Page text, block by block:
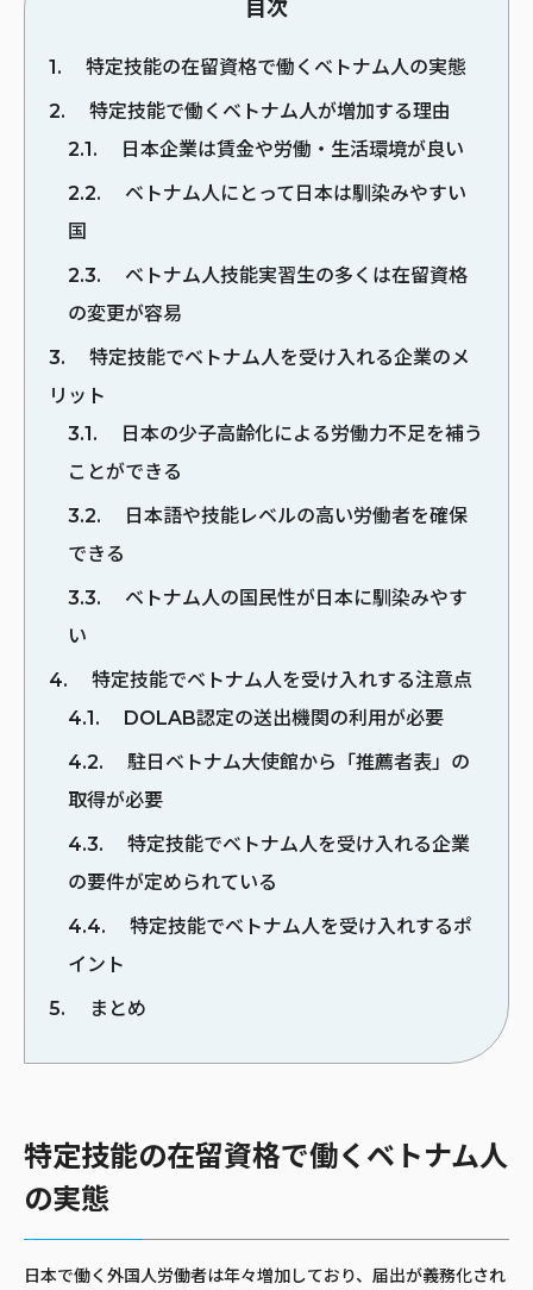
目次
1
特定技能の在留資格で働くベトナム人の実態
2
特定技能で働くベトナム人が増加する理由
2.1
日本企業は賃金や労働・生活環境が良い
2.2
ベトナム人にとって日本は馴染みやすい
国
2.3
ベトナム人技能実習生の多くは在留資格
の変更が容易
3
特定技能でベトナム人を受け入れる企業のメ
リット
3.1
日本の少子高齢化による労働力不足を補う
ことができる
3.2
日本語や技能レベルの高い労働者を確保
できる
3.3
ベトナム人の国民性が日本に馴染みやす
い
4
特定技能でベトナム人を受け入れする注意点
4.1
DOLAB認定の送出機関の利用が必要
4.2
駐日ベトナム大使館から「推薦者表」の
取得が必要
4.3
特定技能でベトナム人を受け入れる企業
の要件が定められている
4.4
特定技能でベトナム人を受け入れするポ
イント
5
まとめ
特定技能の在留資格で働くベトナム人
の実態
日本で働く外国人労働者は年々増加しており、届出が義務化され